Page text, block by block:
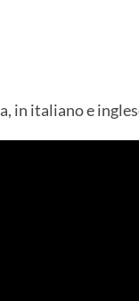
in italiano e